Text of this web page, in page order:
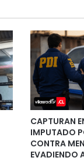
CAPTURAN
IMPUTADO
CONTRA
EVADIENDO